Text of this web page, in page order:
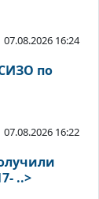
07.08.2026 16:24
по
07.08.2026 16:22
..>